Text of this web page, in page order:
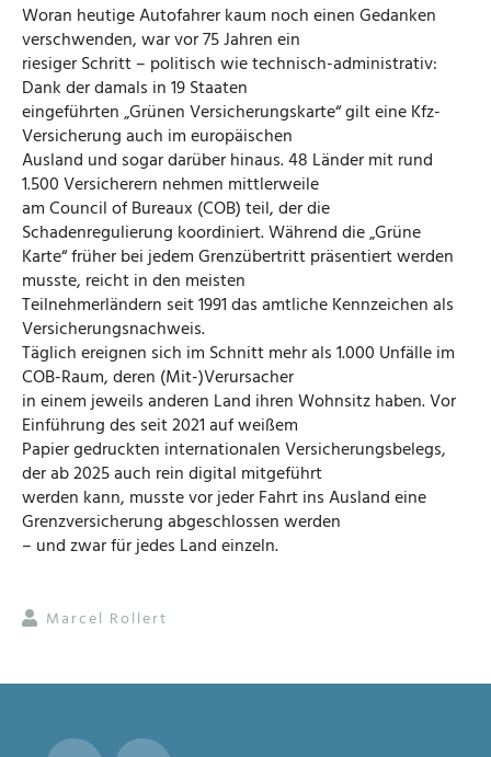
Woran heutige Autofahrer kaum noch einen Gedanken
verschwenden, war vor 75 Jahren ein
riesiger Schritt – politisch wie technisch-administrativ:
Dank der damals in 19 Staaten
eingeführten „Grünen Versicherungskarte“ gilt eine Kfz-
Versicherung auch im europäischen
Ausland und sogar darüber hinaus. 48 Länder mit rund
1.500 Versicherern nehmen mittlerweile
am Council of Bureaux (COB) teil, der die
Schadenregulierung koordiniert. Während die „Grüne
Karte“ früher bei jedem Grenzübertritt präsentiert werden
musste, reicht in den meisten
Teilnehmerländern seit 1991 das amtliche Kennzeichen als
Versicherungsnachweis.
Täglich ereignen sich im Schnitt mehr als 1.000 Unfälle im
COB-Raum, deren (Mit-)Verursacher
in einem jeweils anderen Land ihren Wohnsitz haben. Vor
Einführung des seit 2021 auf weißem
Papier gedruckten internationalen Versicherungsbelegs,
der ab 2025 auch rein digital mitgeführt
werden kann, musste vor jeder Fahrt ins Ausland eine
Grenzversicherung abgeschlossen werden
– und zwar für jedes Land einzeln.
Marcel Rollert